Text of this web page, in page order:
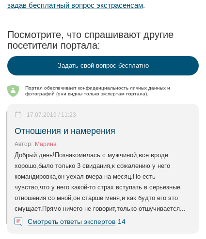
задав бесплатный вопрос экстрасенсам.
Посмотрите, что спрашивают другие
посетители портала:
Задать свой вопрос бесплатно
Портал обеспечивает конфиденциальность личных данных и
фотографий (они видны только экспертам портала).
Отношения и намерения
17.07.2019 / 11:23
Автор: Марина
Добрый день!Познакомилась с мужчиной,все вроде
хорошо,было только 3 свидания,к сожалению у него
командировка,он уехал вчера на месяц.Но есть
чувство,что у него какой-то страх вступать в серьезные
отношения со мной,он старше меня,и как будто его это
смущает.Прямо ничего не говорит,только отшучивается...
Смотреть ответы экспертов 14